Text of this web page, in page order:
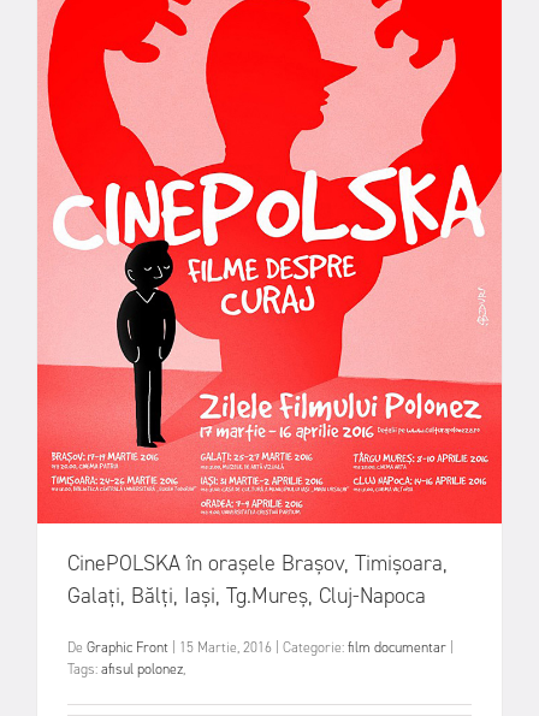
CinePOLSKA în orașele Brașov, Timișoara,
Galați, Bălți, Iași, Tg.Mureș, Cluj-Napoca
De Graphic Front | 15 Martie, 2016 | Categorie:film documentar |
Tags:afisul polonez,